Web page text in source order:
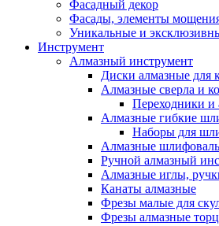
Фасадный декор
Фасады, элементы
Уникальные и
Инструмент
Алмазный инструмент
Диски алмазные для
Алмазные сверла и
Переходники и
Алмазные гибкие
Наборы для
Алмазные
Ручной алмазный
Алмазные иглы,
Канаты алмазные
Фрезы малые для
Фрезы алмазные